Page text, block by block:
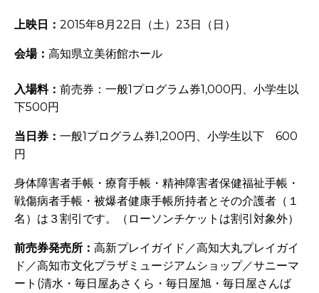
上映日： 2015年8 月22 日（土） 23日（日）
会場： 高知県立美術館ホール
入場料： 前売券：一般1プログラム券1,000円、小学生以
下500円
当日券： 一般1プログラム券1,200円、小学生以下 600
円
身体障害者手帳・療育手帳・精神障害者保健福祉手帳・
戦傷病者手帳・被爆者健康手帳所持者とその介護者（１
名）は３割引です。（ローソンチケットは割引対象外）
前売券発売所： 高新プレイガイド／高知大丸プレイガイ
ド／高知市文化プラザミュージアムショップ／サニーマ
ート (清水・毎日屋あさくら・毎日屋旭・毎日屋さんば